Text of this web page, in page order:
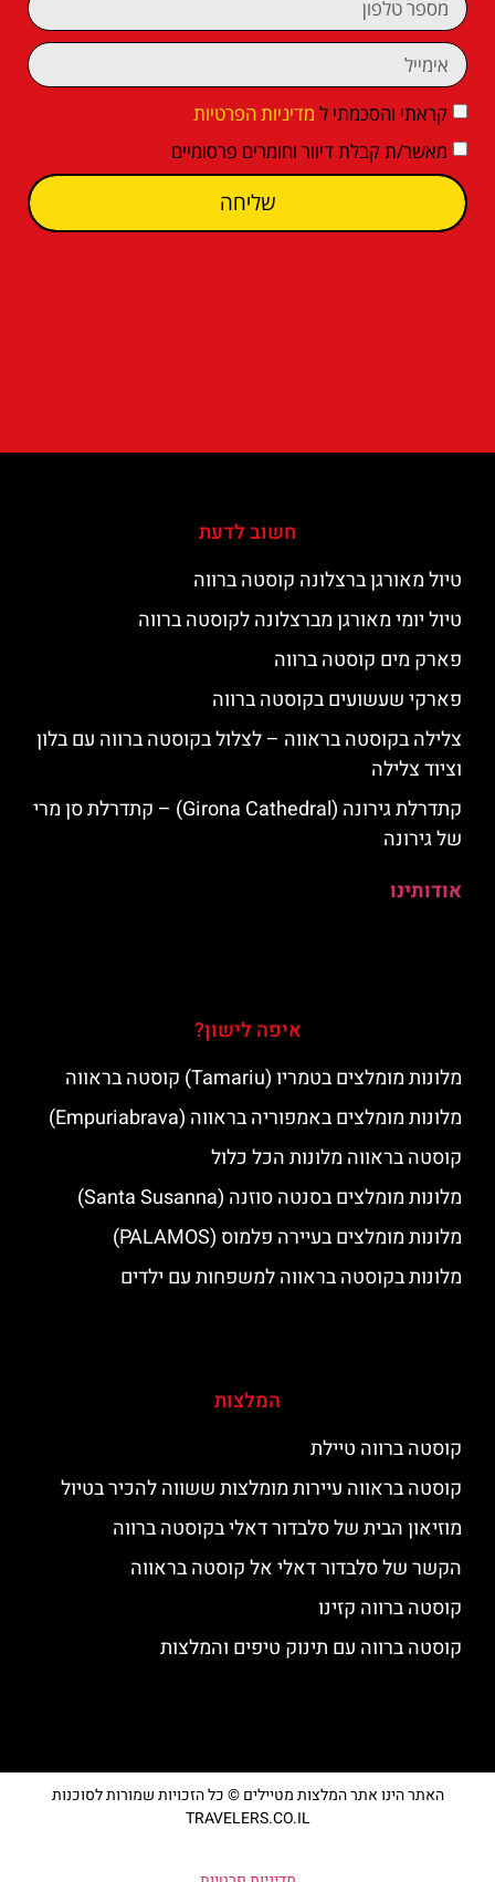
קראתי והסכמתי ל מדיניות הפרטיות
מאשר/ת קבלת דיוור וחומרים פרסומיים
שליחה
חשוב לדעת
טיול מאורגן ברצלונה קוסטה ברווה
טיול יומי מאורגן מברצלונה לקוסטה ברווה
פארק מים קוסטה ברווה
פארקי שעשועים בקוסטה ברווה
צלילה בקוסטה בראווה – לצלול בקוסטה ברווה עם בלון
וציוד צלילה
קתדרלת גירונה (Girona Cathedral) – קתדרלת סן מרי
של גירונה
אודותינו
איפה לישון?
מלונות מומלצים בטמריו (Tamariu) קוסטה בראווה
מלונות מומלצים באמפוריה בראווה (Empuriabrava)
קוסטה בראווה מלונות הכל כלול
מלונות מומלצים בסנטה סוזנה (Santa Susanna)
מלונות מומלצים בעיירה פלמוס (PALAMOS)
מלונות בקוסטה בראווה למשפחות עם ילדים
המלצות
קוסטה ברווה טיילת
קוסטה בראווה עיירות מומלצות ששווה להכיר בטיול
מוזיאון הבית של סלבדור דאלי בקוסטה ברווה
הקשר של סלבדור דאלי אל קוסטה בראווה
קוסטה ברווה קזינו
קוסטה ברווה עם תינוק טיפים והמלצות
האתר הינו אתר המלצות מטיילים © כל הזכויות שמורות לסוכנות
TRAVELERS.CO.IL